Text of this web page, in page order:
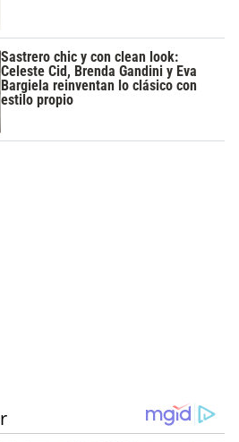
Sastrero chic y con clean look:
Celeste Cid, Brenda Gandini y Eva
Bargiela reinventan lo clásico con
estilo propio